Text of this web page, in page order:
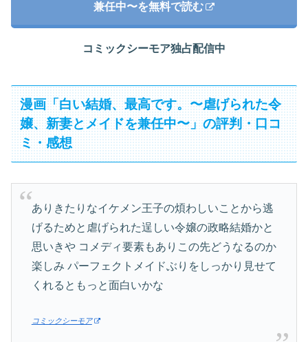
兼任中〜を無料で読む
コミックシーモア独占配信中
漫画「白い結婚、最高です。〜虐げられた令
嬢、新妻とメイドを兼任中〜」の評判・口コ
ミ・感想
ありきたりなイケメン王子の煩わしいことから逃
げるためと虐げられた逞しい令嬢の政略結婚かと
思いきや コメディ要素もありこの先どうなるのか
楽しみ パーフェクトメイドぶりをしっかり見せて
くれるともっと面白いかな
コミックシーモア